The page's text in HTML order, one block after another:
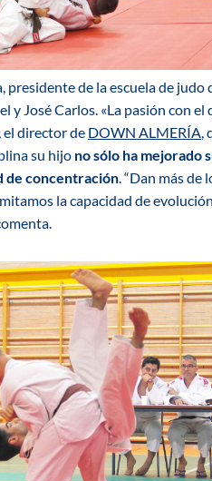
presidente de la escuela de
y José Carlos. «La pasión con
el director de DOWN ALMERÍA,
su hijo no sólo ha mejorado
de concentración. “Dan más de
la capacidad de